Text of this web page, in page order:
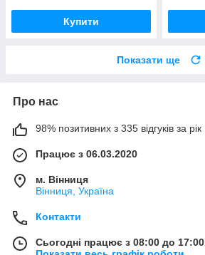
Купити
Показати ще
Про нас
98% позитивних з 335 відгуків за рік
Працює з 06.03.2020
м. Вінниця
Вінниця, Україна
Контакти
Сьогодні працює з 08:00 до 17:00